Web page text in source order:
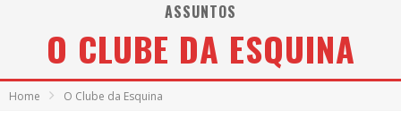
Como a Cortex seduziu Google, AWS e McDonald’s com IA para o go-to-market
Democratização do malte: Proibida utiliza estratégia de custo-benefício para o lazer do brasileiro
ASSUNTOS
O CLUBE DA ESQUINA
Home O Clube da Esquina